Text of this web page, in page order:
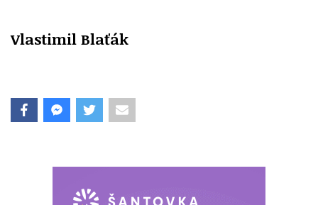
Vlastimil Blaťák